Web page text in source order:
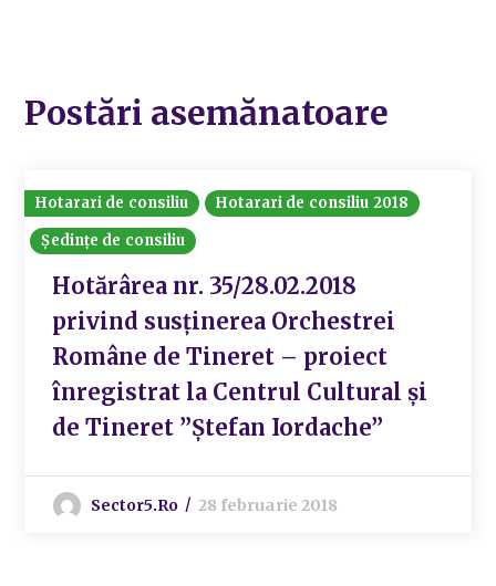
Postări asemănatoare
Hotarari de consiliu
Hotarari de consiliu 2018
Ședințe de consiliu
Hotărârea nr. 35/28.02.2018
privind susținerea Orchestrei
Române de Tineret – proiect
înregistrat la Centrul Cultural și
de Tineret ”Ștefan Iordache”
Sector5.ro 28 februarie 2018